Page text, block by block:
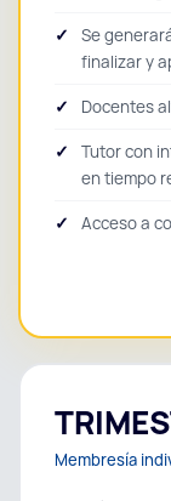
Se
finalizar y
Docentes
Tutor con
en tiempo
Acceso a
Membresía